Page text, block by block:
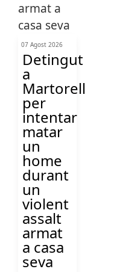
07 Agost 2026
Detingut
a
Martorell
per
intentar
matar
un
home
durant
un
violent
assalt
armat
a casa
seva